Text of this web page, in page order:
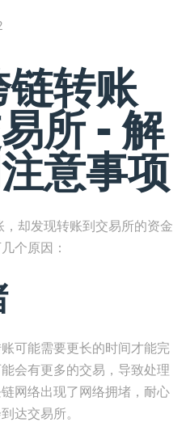
转账
所 - 解
意事项
却发现转账到交易所的资金
个原因：
可能需要更长的时间才能完
会有更多的交易，导致处理
网络出现了网络拥堵，耐心
达交易所。